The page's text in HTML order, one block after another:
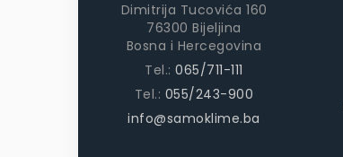
Dimitrija Tucovića 160
76300 Bijeljina
Bosna i Hercegovina
Tel.:065/711-111
Tel.: 055/243-900
info@samoklime.ba